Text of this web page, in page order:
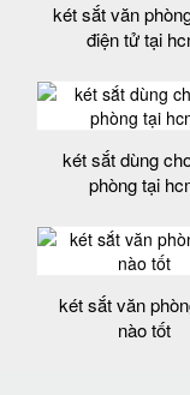
két sắt văn
điện tử tại
két sắt dùng
phòng tại
két sắt văn
nào tốt